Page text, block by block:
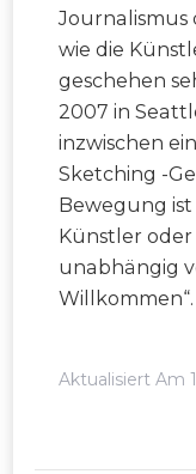
Journalismus
wie die
geschehen
2007 in
inzwischen
Sketching -
Bewegung
Künstler
unabhängig
Aktualisiert Am